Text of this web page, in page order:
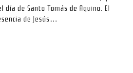
día de Santo Tomás de Aquino. El
de Jesús…